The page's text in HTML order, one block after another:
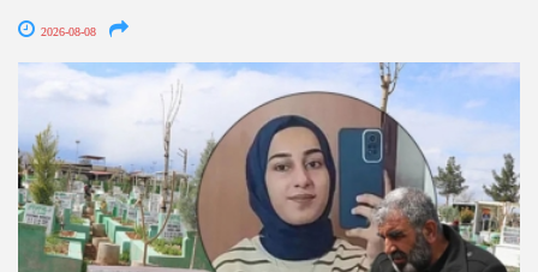
2026-08-08